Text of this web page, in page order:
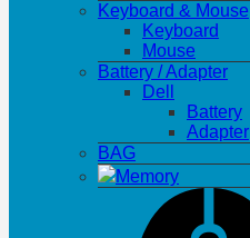
Keyboard & Mouse
Keyboard
Mouse
Battery / Adapter
Dell
Battery
Adapter
BAG
Memory